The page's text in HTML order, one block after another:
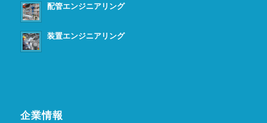
配管エンジニアリング
装置エンジニアリング
企業情報